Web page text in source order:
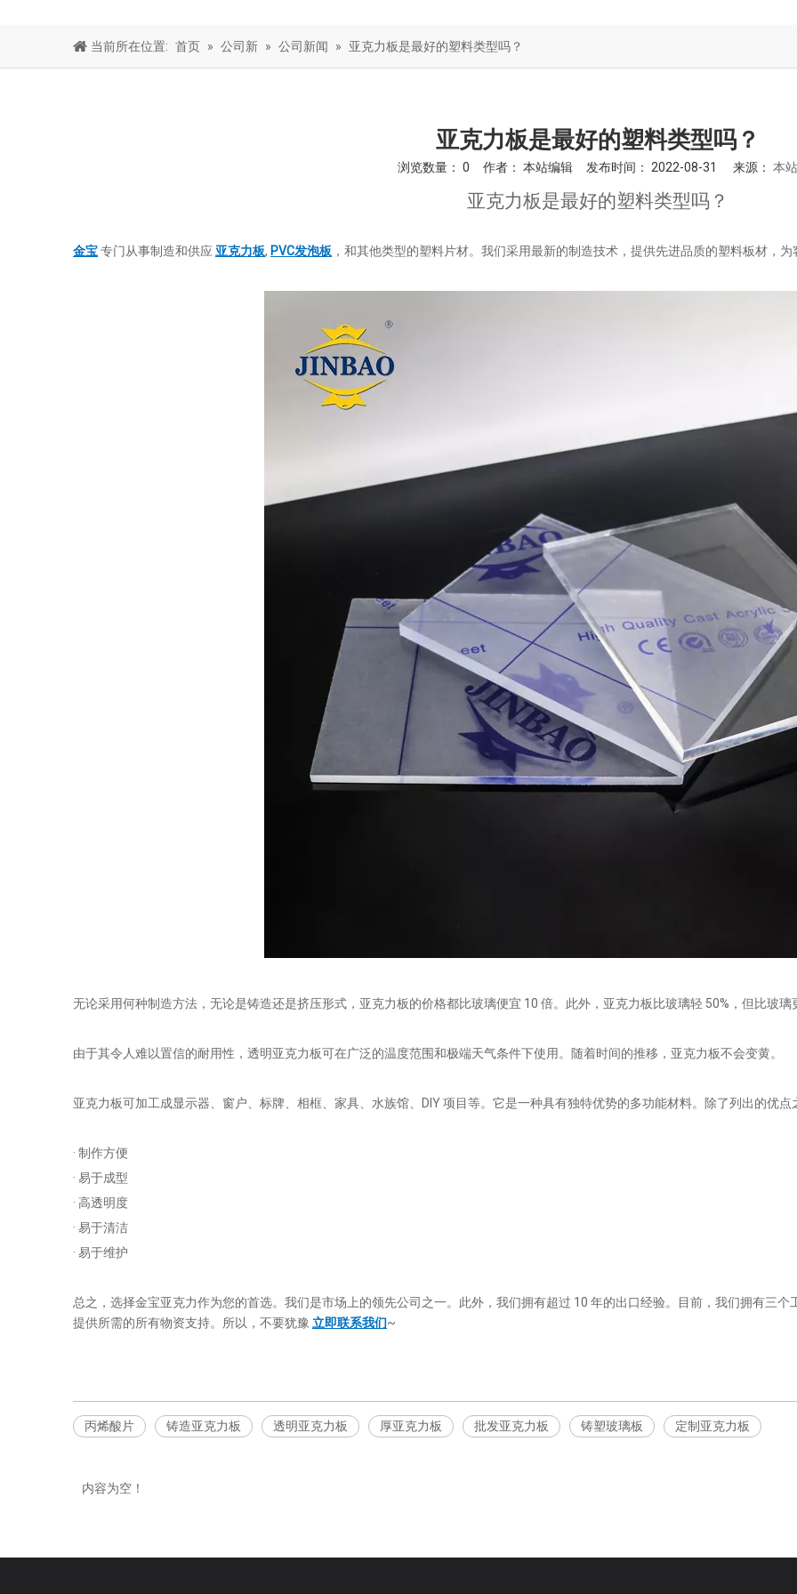
隔音板
当前所在位置: 首页 » 公司新 » 公司新闻 » 亚克力板是最好的塑料类型吗？
亚克力板是最好的塑料类型吗？
浏览数量： 0 作者： 本站编辑 发布时间： 2022-08-31 来源： 本站
亚克力板是最好的塑料类型吗？
金宝专门从事制造和供应 亚克力板, PVC发泡板 ，和其他类型的塑料片材。我们采用最新的制造技术，提供先进品质的塑料板材，为
无论采用何种制造方法，无论是铸造还是挤压形式，亚克力板的价格都比玻璃便宜 10 倍。此外，亚克力板比玻璃轻 50%，但比玻璃
由于其令人难以置信的耐用性，透明亚克力板可在广泛的温度范围和极端天气条件下使用。随着时间的推移，亚克力板不会变黄。
亚克力板可加工成显示器、窗户、标牌、相框、家具、水族馆、DIY 项目等。它是一种具有独特优势的多功能材料。除了列出的优点
· 制作方便
· 易于成型
· 高透明度
· 易于清洁
· 易于维护
总之，选择金宝亚克力作为您的首选。我们是市场上的领先公司之一。此外，我们拥有超过 10 年的出口经验。目前，我们拥有三
提供所需的所有物资支持。所以，不要犹豫 立即联系我们~
丙烯酸片 铸造亚克力板 透明亚克力板 厚亚克力板 批发亚克力板 铸塑玻璃板 定制亚克力板
内容为空！